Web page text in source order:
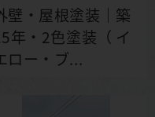
壁・屋根塗装｜築
年・2色塗装（ イ
ロー・ブ...